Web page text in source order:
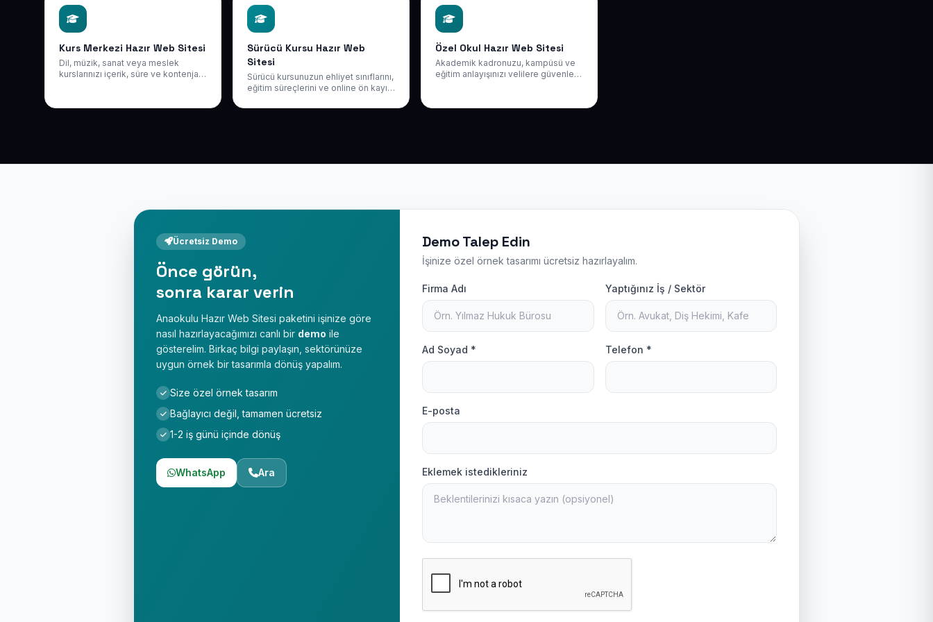
Kurs Merkezi Hazır Web Sitesi
Dil, müzik, sanat veya meslek
kurslarınızı içerik, süre ve kontenjan
yalnızca 50 USD + KDV.
Sürücü Kursu Hazır Web
Sitesi
Sürücü kursunuzun ehliyet sınıflarını,
eğitim süreçlerini ve online ön kayıt
profesyonel web sitesi. Yeni
Özel Okul Hazır Web Sitesi
Akademik kadronuzu, kampüsü ve
eğitim anlayışınızı velilere güvenle
kabulünü dijitale taşıyın — alan adı
Ücretsiz Demo
Önce görün,
sonra karar verin
Anaokulu Hazır Web Sitesi paketini işinize göre
nasıl hazırlayacağımızı canlı bir demo ile
gösterelim. Birkaç bilgi paylaşın, sektörünüze
uygun örnek bir tasarımla dönüş yapalım.
Size özel örnek tasarım
Bağlayıcı değil, tamamen ücretsiz
1-2 iş günü içinde dönüş
WhatsApp Ara
Demo Talep Edin
İşinize özel örnek tasarımı ücretsiz hazırlayalım.
Firma Adı Yaptığınız İş / Sektör
Ad Soyad * Telefon *
E-posta
Eklemek istedikleriniz